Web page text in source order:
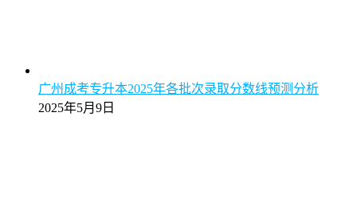
广州成考专升本2025年各批次录取分数线预测分析
2025年5月9日